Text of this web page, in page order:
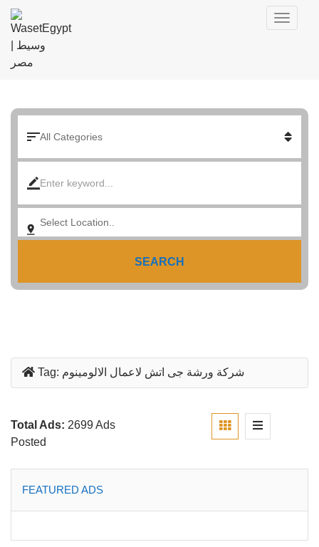
SEARCH
Tag: شركة ورشة جى اتش لاعمال الالومينوم
Total Ads: 2699 Ads
Posted
FEATURED ADS